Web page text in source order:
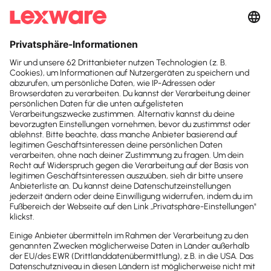
Suchfeld
Suchen
»Wir haben für unsere
Kanzlei viele Systeme
durchprobiert –mit
Lexware Office passt
alles«